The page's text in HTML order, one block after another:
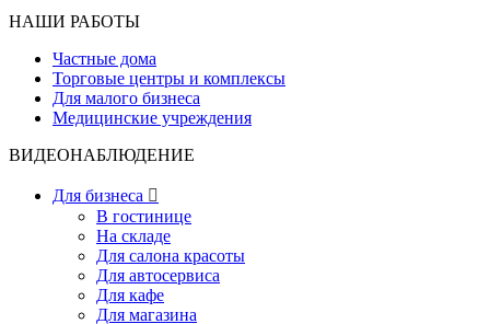
НАШИ РАБОТЫ
Частные дома
Торговые центры и комплексы
Для малого бизнеса
Медицинские учреждения
ВИДЕОНАБЛЮДЕНИЕ
Для бизнеса 
В гостинице
На складе
Для салона красоты
Для автосервиса
Для кафе
Для магазина